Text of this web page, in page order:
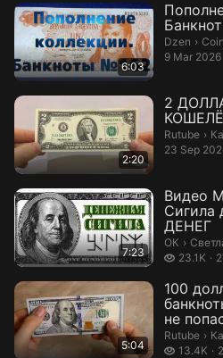
6:03
Dzen ›
9 Mar 2026
2:20
2
Rutube ›
23 Sep
7:23
Видео
Сигила
ДЕНЕГ
ОК ›
23.1K
23.1
5:04
100
не
Rutube ›
13.4K
13.4